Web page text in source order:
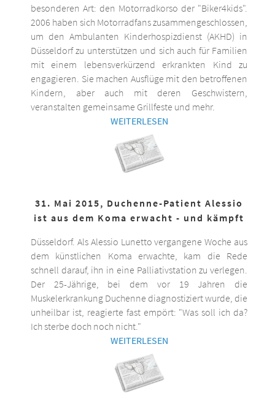
besonderen Art: den Motorradkorso der "Biker4kids".
2006 haben sich Motorradfans zusammengeschlossen,
um den Ambulanten Kinderhospizdienst (AKHD) in
Düsseldorf zu unterstützen und sich auch für Familien
mit einem lebensverkürzend erkrankten Kind zu
engagieren. Sie machen Ausflüge mit den betroffenen
Kindern, aber auch mit deren Geschwistern,
veranstalten gemeinsame Grillfeste und mehr.
WEITERLESEN
31. Mai 2015, Duchenne-Patient Alessio
ist aus dem Koma erwacht - und kämpft
Düsseldorf. Als Alessio Lunetto vergangene Woche aus
dem künstlichen Koma erwachte, kam die Rede
schnell darauf, ihn in eine Palliativstation zu verlegen.
Der 25-Jährige, bei dem vor 19 Jahren die
Muskelerkrankung Duchenne diagnostiziert wurde, die
unheilbar ist, reagierte fast empört: "Was soll ich da?
Ich sterbe doch noch nicht."
WEITERLESEN